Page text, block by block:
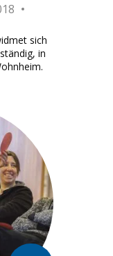
sich
in